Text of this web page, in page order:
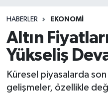
HABERLER EKONOMI
Altın
Yükseliş
Küresel piyasalarda
gelişmeler, özellikle
Eğitim
Siyaset
Ekonomi
Tüm Manşetler
Son Dakika Haberleri
Haber Arşivi